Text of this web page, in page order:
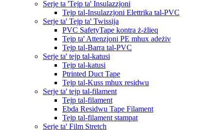
Serje ta 'Tejp ta' Insulazzjoni
Tejp tal-Insulazzjoni Elettrika tal-PVC
Serje ta' Tejp ta' Twissija
PVC SafetyTape kontra ż-żlieq
Tejp ta' Attenzjoni PE mhux adeżiv
Tejp tal-Barra tal-PVC
Serje ta' tejp tal-katusi
Tejp tal-katusi
Ptrinted Duct Tape
Tejp tal-Kuss mhux residwu
Serje ta' tejp tal-filament
Tejp tal-filament
Ebda Residwu Tape Filament
Tejp tal-filament stampat
Serje ta' Film Stretch